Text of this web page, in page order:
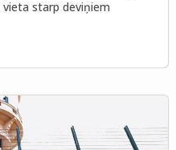
starp deviņiem